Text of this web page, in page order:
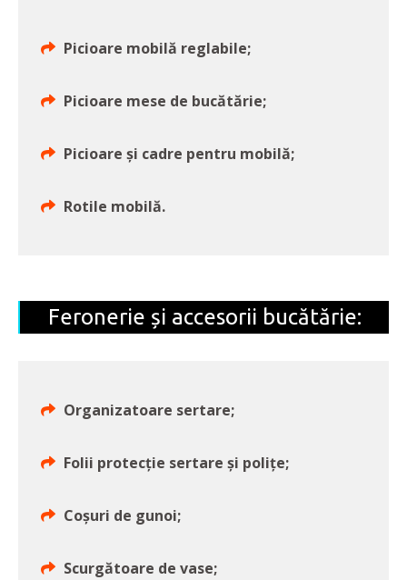
Picioare mobilă reglabile;
Picioare mese de bucătărie;
Picioare și cadre pentru mobilă;
Rotile mobilă.
Feronerie și accesorii bucătărie:
Organizatoare sertare;
Folii protecție sertare și polițe;
Coșuri de gunoi;
Scurgătoare de vase;